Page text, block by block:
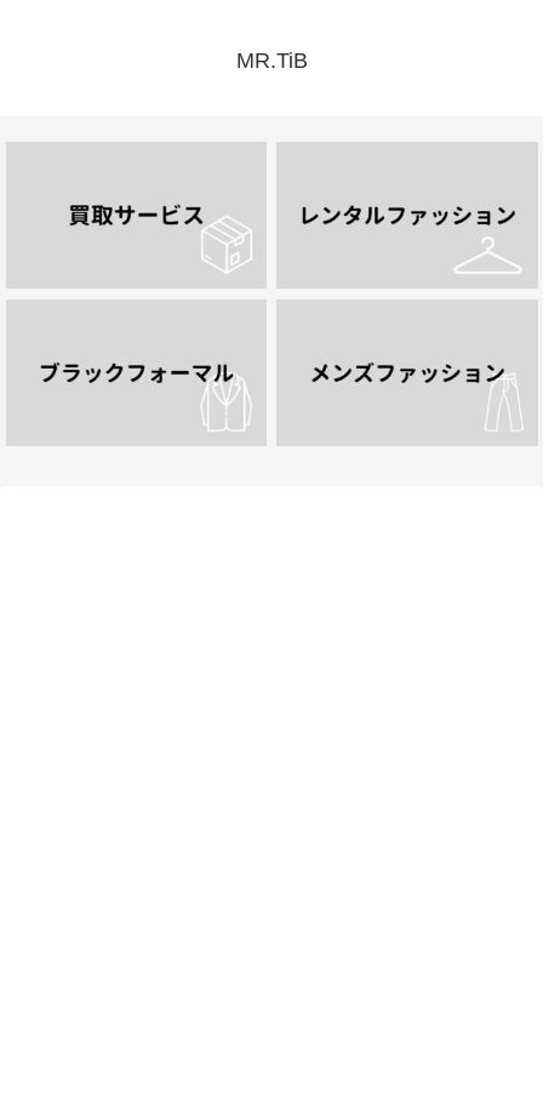
MR.TiB